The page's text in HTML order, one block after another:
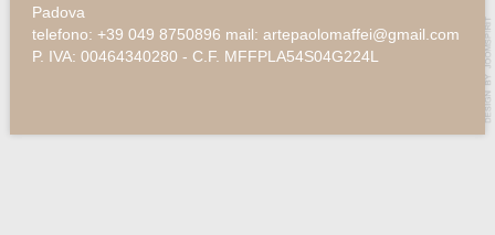
Padova
telefono: +39 049 8750896 mail: artepaolomaffei@gmail.com
P. IVA: 00464340280 - C.F. MFFPLA54S04G224L